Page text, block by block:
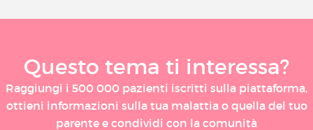
Questo tema ti interessa?
Raggiungi i 500 000 pazienti iscritti sulla piattaforma,
ottieni informazioni sulla tua malattia o quella del tuo
parente e condividi con la comunità